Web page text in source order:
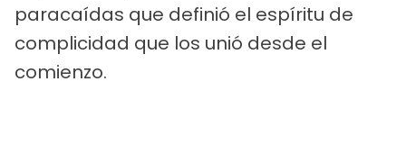
paracaídas que definió el espíritu de
complicidad que los unió desde el
comienzo.